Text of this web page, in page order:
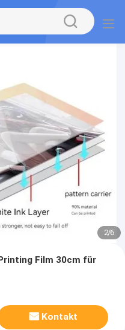
2/6
Film 30cm für
Kontakt